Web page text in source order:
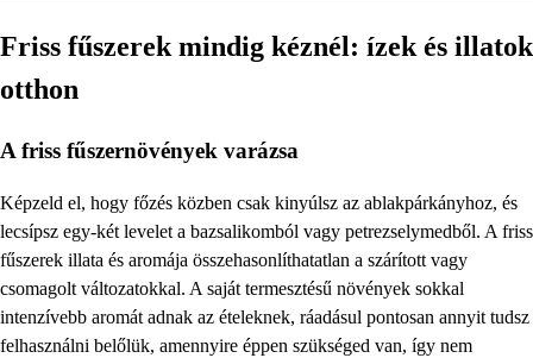
Friss fűszerek mindig kéznél: ízek és illatok
otthon
A friss fűszernövények varázsa
Képzeld el, hogy főzés közben csak kinyúlsz az ablakpárkányhoz, és
lecsípsz egy-két levelet a bazsalikomból vagy petrezselymedből. A friss
fűszerek illata és aromája összehasonlíthatatlan a szárított vagy
csomagolt változatokkal. A saját termesztésű növények sokkal
intenzívebb aromát adnak az ételeknek, ráadásul pontosan annyit tudsz
felhasználni belőlük, amennyire éppen szükséged van, így nem